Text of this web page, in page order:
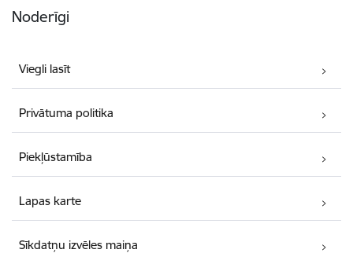
Noderīgi
Viegli lasīt
Privātuma politika
Piekļūstamība
Lapas karte
Sīkdatņu izvēles maiņa